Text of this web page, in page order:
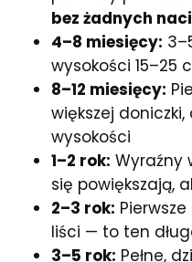
bez żadnych
4–8 miesięcy:
wysokości 15–25
8–12 miesięcy:
większej
wysokości
1–2 rok: Wyraźny
się powiększają,
2–3 rok:
liści — to ten
3–5 rok: Pełne,